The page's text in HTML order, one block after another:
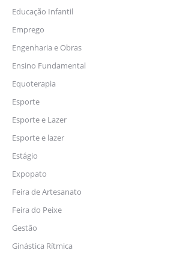
Educação Infantil
Emprego
Engenharia e Obras
Ensino Fundamental
Equoterapia
Esporte
Esporte e Lazer
Esporte e lazer
Estágio
Expopato
Feira de Artesanato
Feira do Peixe
Gestão
Ginástica Rítmica